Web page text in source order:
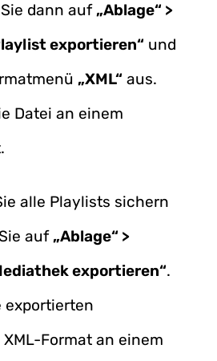
dann auf „Ablage“ >
exportieren“ und
„XML“ aus.
Datei an einem
alle Playlists sichern
auf „Ablage“ >
exportieren“.
exportierten
Format an einem